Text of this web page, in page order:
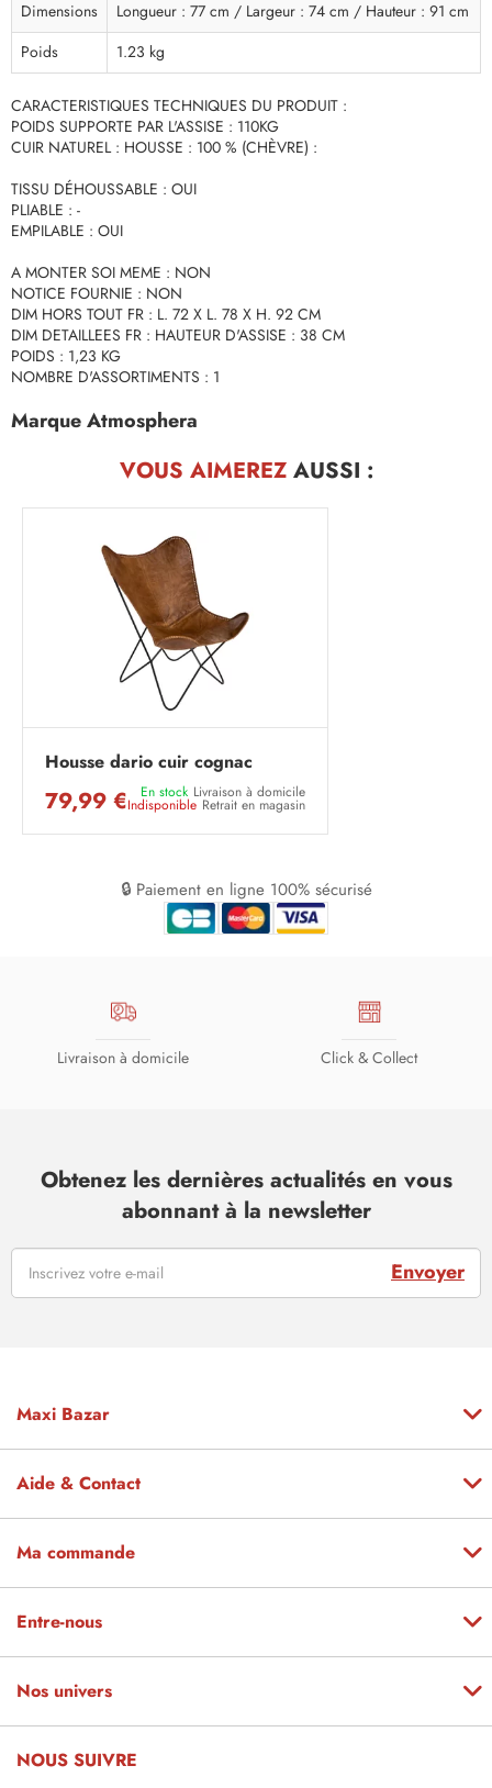
Dimensions
Longueur : 77 cm / Largeur : 74 cm / Hauteur : 91 cm
Poids
1.23 kg
CARACTERISTIQUES TECHNIQUES DU PRODUIT :
POIDS SUPPORTE PAR L'ASSISE : 110KG
CUIR NATUREL : HOUSSE : 100 % (CHÈVRE) :
TISSU DÉHOUSSABLE : OUI
PLIABLE : -
EMPILABLE : OUI
A MONTER SOI MEME : NON
NOTICE FOURNIE : NON
DIM HORS TOUT FR : L. 72 X L. 78 X H. 92 CM
DIM DETAILLEES FR : HAUTEUR D'ASSISE : 38 CM
POIDS : 1,23 KG
NOMBRE D'ASSORTIMENTS : 1
Marque Atmosphera
VOUS AIMEREZAUSSI :
Housse dario cuir cognac
79,99 € En stock Livraison à domicile
Indisponible Retrait en magasin
🔒 Paiement en ligne 100% sécurisé
Livraison à domicile Click & Collect
Obtenez les dernières actualités en vous
abonnant à la newsletter
Envoyer
Maxi Bazar
Aide & Contact
Ma commande
Entre-nous
Nos univers
NOUS SUIVRE